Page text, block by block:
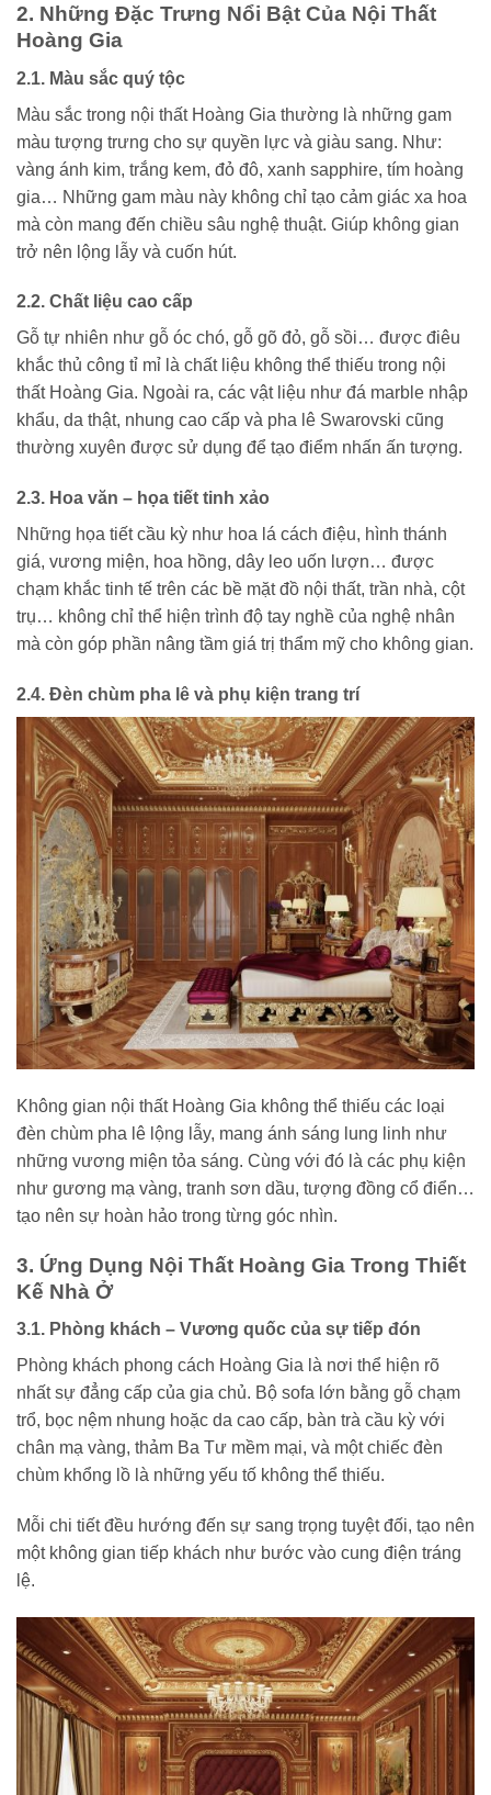
2. Những Đặc Trưng Nổi Bật Của Nội Thất
Hoàng Gia
2.1. Màu sắc quý tộc
Màu sắc trong nội thất Hoàng Gia thường là những gam
màu tượng trưng cho sự quyền lực và giàu sang. Như:
vàng ánh kim, trắng kem, đỏ đô, xanh sapphire, tím hoàng
gia… Những gam màu này không chỉ tạo cảm giác xa hoa
mà còn mang đến chiều sâu nghệ thuật. Giúp không gian
trở nên lộng lẫy và cuốn hút.
2.2. Chất liệu cao cấp
Gỗ tự nhiên như gỗ óc chó, gỗ gõ đỏ, gỗ sồi… được điêu
khắc thủ công tỉ mỉ là chất liệu không thể thiếu trong nội
thất Hoàng Gia. Ngoài ra, các vật liệu như đá marble nhập
khẩu, da thật, nhung cao cấp và pha lê Swarovski cũng
thường xuyên được sử dụng để tạo điểm nhấn ấn tượng.
2.3. Hoa văn – họa tiết tinh xảo
Những họa tiết cầu kỳ như hoa lá cách điệu, hình thánh
giá, vương miện, hoa hồng, dây leo uốn lượn… được
chạm khắc tinh tế trên các bề mặt đồ nội thất, trần nhà, cột
trụ… không chỉ thể hiện trình độ tay nghề của nghệ nhân
mà còn góp phần nâng tầm giá trị thẩm mỹ cho không gian.
2.4. Đèn chùm pha lê và phụ kiện trang trí
Không gian nội thất Hoàng Gia không thể thiếu các loại
đèn chùm pha lê lộng lẫy, mang ánh sáng lung linh như
những vương miện tỏa sáng. Cùng với đó là các phụ kiện
như gương mạ vàng, tranh sơn dầu, tượng đồng cổ điển…
tạo nên sự hoàn hảo trong từng góc nhìn.
3. Ứng Dụng Nội Thất Hoàng Gia Trong Thiết
Kế Nhà Ở
3.1. Phòng khách – Vương quốc của sự tiếp đón
Phòng khách phong cách Hoàng Gia là nơi thể hiện rõ
nhất sự đẳng cấp của gia chủ. Bộ sofa lớn bằng gỗ chạm
trổ, bọc nệm nhung hoặc da cao cấp, bàn trà cầu kỳ với
chân mạ vàng, thảm Ba Tư mềm mại, và một chiếc đèn
chùm khổng lồ là những yếu tố không thể thiếu.
Mỗi chi tiết đều hướng đến sự sang trọng tuyệt đối, tạo nên
một không gian tiếp khách như bước vào cung điện tráng
lệ.